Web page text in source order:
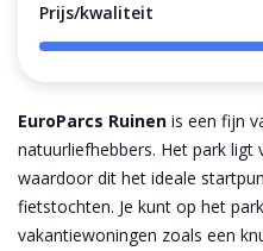
EuroParcs Ruinen is een fijn
natuurliefhebbers. Het park ligt
waardoor dit het ideale
fietstochten. Je kunt op het
vakantiewoningen zoals een
Prijs/kwaliteit